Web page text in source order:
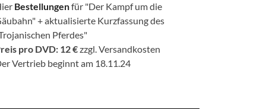
Bestellungenfür "Der Kampf um die
+ aktualisierte Kurzfassung des
Pferdes"
pro DVD: 12 €zzgl. Versandkosten
Vertrieb beginnt am 18.11.24